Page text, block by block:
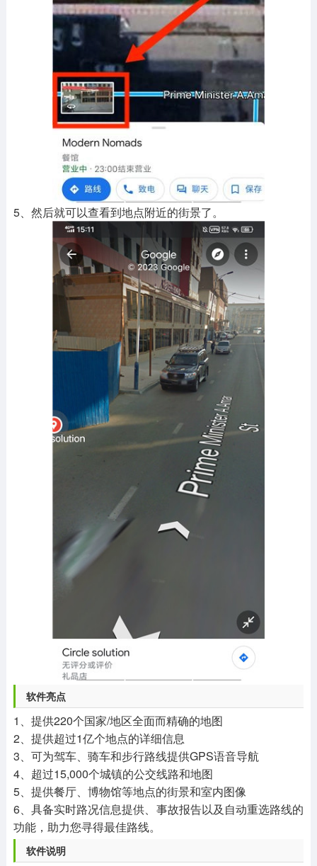
5、然后就可以查看到地点附近的街景了。
软件亮点
1、提供220个国家/地区全面而精确的地图
2、提供超过1亿个地点的详细信息
3、可为驾车、骑车和步行路线提供GPS语音导航
4、超过15,000个城镇的公交线路和地图
5、提供餐厅、博物馆等地点的街景和室内图像
6、具备实时路况信息提供、事故报告以及自动重选路线的
功能，助力您寻得最佳路线。
软件说明